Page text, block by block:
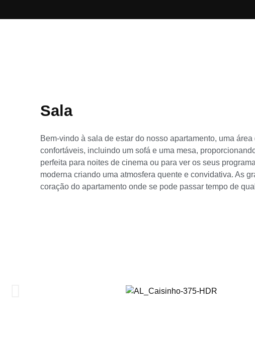
Sala
Bem-vindo à sala de estar do nosso apartamento, uma
confortáveis, incluindo um sofá e uma mesa,
perfeita para noites de cinema ou para ver os seus
moderna criando uma atmosfera quente e convidativa. As
coração do apartamento onde se pode passar tempo de